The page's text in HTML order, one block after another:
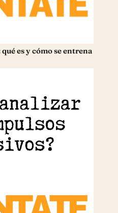
es y cómo se entrena